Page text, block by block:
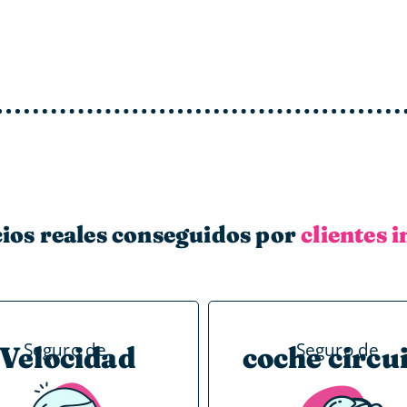
reales conseguidos porclientes
Seguro de
Velocidad Seguro de
coche